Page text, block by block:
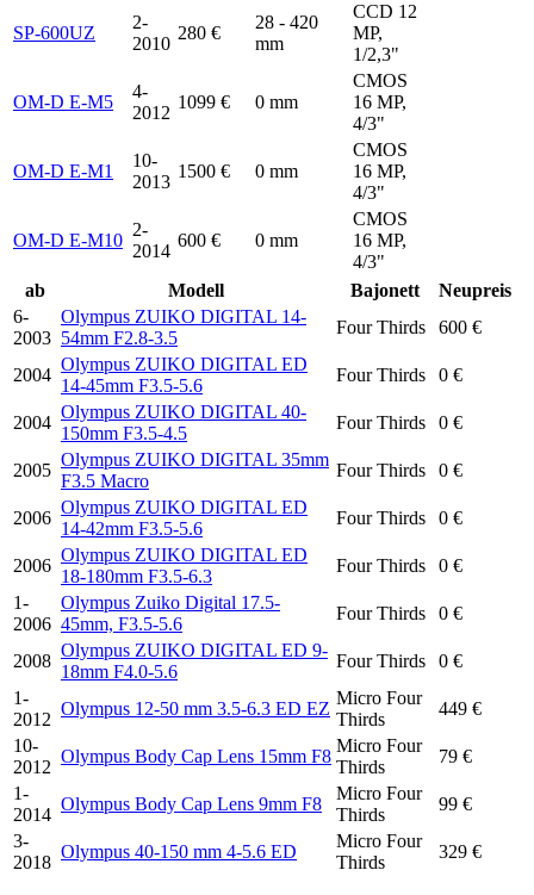
SP-600UZ
2-
2010
280 €
28 - 420
mm
CCD 12
MP,
1/2,3"
OM-D E-M5
4-
2012
1099 € 0 mm
CMOS
16 MP,
4/3"
OM-D E-M1
10-
2013
1500 € 0 mm
CMOS
16 MP,
4/3"
OM-D E-M10
2-
2014
600 € 0 mm
CMOS
16 MP,
4/3"
ab
Modell Bajonett
Neupreis
6-
2003
Olympus ZUIKO DIGITAL 14-
54mm F2.8-3.5
Four Thirds 600 €
2004
Olympus ZUIKO DIGITAL ED
14-45mm F3.5-5.6
Four Thirds 0 €
2004
Olympus ZUIKO DIGITAL 40-
150mm F3.5-4.5
Four Thirds 0 €
2005
Olympus ZUIKO DIGITAL 35mm
F3.5 Macro
Four Thirds 0 €
2006
Olympus ZUIKO DIGITAL ED
14-42mm F3.5-5.6
Four Thirds 0 €
2006
Olympus ZUIKO DIGITAL ED
18-180mm F3.5-6.3
Four Thirds
0 €
1-
2006
Olympus Zuiko Digital 17.5-
45mm, F3.5-5.6
Four Thirds 0 €
2008
Olympus ZUIKO DIGITAL ED 9-
18mm F4.0-5.6
Four Thirds
0 €
1-
2012
Olympus 12-50 mm 3.5-6.3 ED EZ
Micro Four
Thirds
449 €
10-
2012
Olympus Body Cap Lens 15mm F8
Micro Four
Thirds
79 €
1-
2014
Olympus Body Cap Lens 9mm F8
Micro Four
Thirds
99 €
3-
2018
Olympus 40-150 mm 4-5.6 ED
Micro Four
Thirds
329 €